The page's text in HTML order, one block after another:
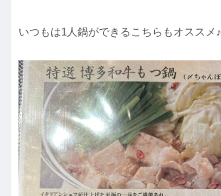
いつもは1人鍋ができるこちらもオススメ♪